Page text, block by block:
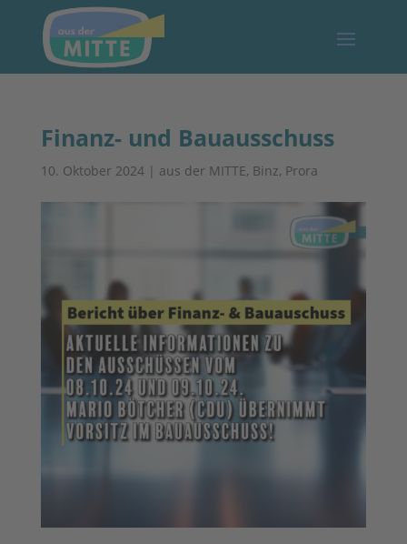
Finanz- und Bauausschuss
10. Oktober 2024| aus der MITTE, Binz, Prora